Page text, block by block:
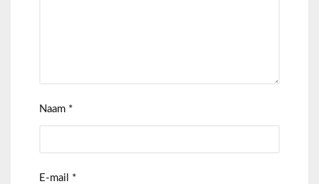
Naam *
E-mail *